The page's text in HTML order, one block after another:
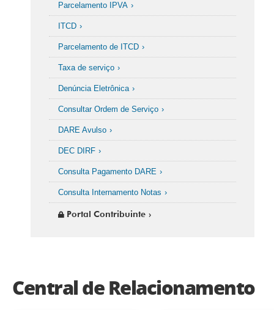
Parcelamento IPVA
ITCD
Parcelamento de ITCD
Taxa de serviço
Denúncia Eletrônica
Consultar Ordem de Serviço
DARE Avulso
DEC DIRF
Consulta Pagamento DARE
Consulta Internamento Notas
Portal Contribuinte
Central de Relacionamento